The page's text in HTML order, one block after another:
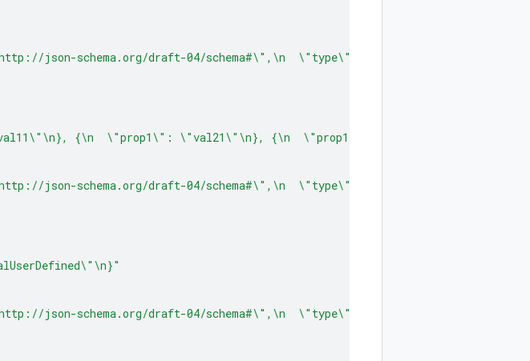
json-schema.org/draft-04/schema#\",\n  \"type\": \"array\",\n
{\n  \"prop1\": \"val21\"\n}, {\n  \"prop1\": \"val31\"\n}, {\n
json-schema.org/draft-04/schema#\",\n  \"type\": \"array\",\n
json-schema.org/draft-04/schema#\",\n  \"type\": \"object\",\n